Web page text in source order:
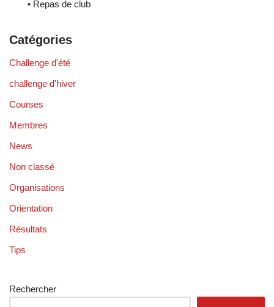
• Repas de club
Catégories
Challenge d'été
challenge d'hiver
Courses
Membres
News
Non classé
Organisations
Orientation
Résultats
Tips
Rechercher